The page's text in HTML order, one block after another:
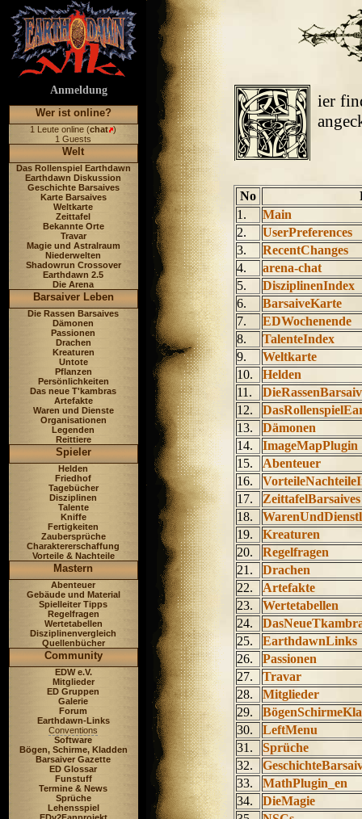
Anmeldung
Wer ist online?
1 Leute online (chat )
1 Guests
Welt
Das Rollenspiel Earthdawn
Earthdawn Diskussion
Geschichte Barsaives
Karte Barsaives
Weltkarte
Zeittafel
Bekannte Orte
Travar
Magie und Astralraum
Niederwelten
Shadowrun Crossover
Earthdawn 2.5
Die Arena
Barsaiver Leben
Die Rassen Barsaives
Dämonen
Passionen
Drachen
Kreaturen
Untote
Pflanzen
Persönlichkeiten
Das neue T'kambras
Artefakte
Waren und Dienste
Organisationen
Legenden
Reittiere
Spieler
Helden
Friedhof
Tagebücher
Disziplinen
Talente
Kniffe
Fertigkeiten
Zaubersprüche
Charaktererschaffung
Vorteile & Nachteile
Mastern
Abenteuer
Gebäude und Material
Spielleiter Tipps
Regelfragen
Wertetabellen
Disziplinenvergleich
Quellenbücher
Community
EDW e.V.
Mitglieder
ED Gruppen
Galerie
Forum
Earthdawn-Links
Conventions
Software
Bögen, Schirme, Kladden
Barsaiver Gazette
ED Glossar
Funstuff
Termine & News
Sprüche
Lehensspiel
ier
No
1.
Main
2.
UserPreferences
3.
RecentChanges
4.
arena-chat
5.
DisziplinenIndex
6.
BarsaiveKarte
7.
EDWochenende
8.
TalenteIndex
9.
Weltkarte
10.
Helden
11.
12.
13.
Dämonen
14.
ImageMapPlugin
15.
Abenteuer
16.
17.
ZeittafelBarsaives
18.
19.
Kreaturen
20.
Regelfragen
21.
Drachen
22.
Artefakte
23.
Wertetabellen
24.
25.
EarthdawnLinks
26.
Passionen
27.
Travar
28.
Mitglieder
29.
30.
LeftMenu
31.
Sprüche
32.
33.
MathPlugin_en
34.
DieMagie